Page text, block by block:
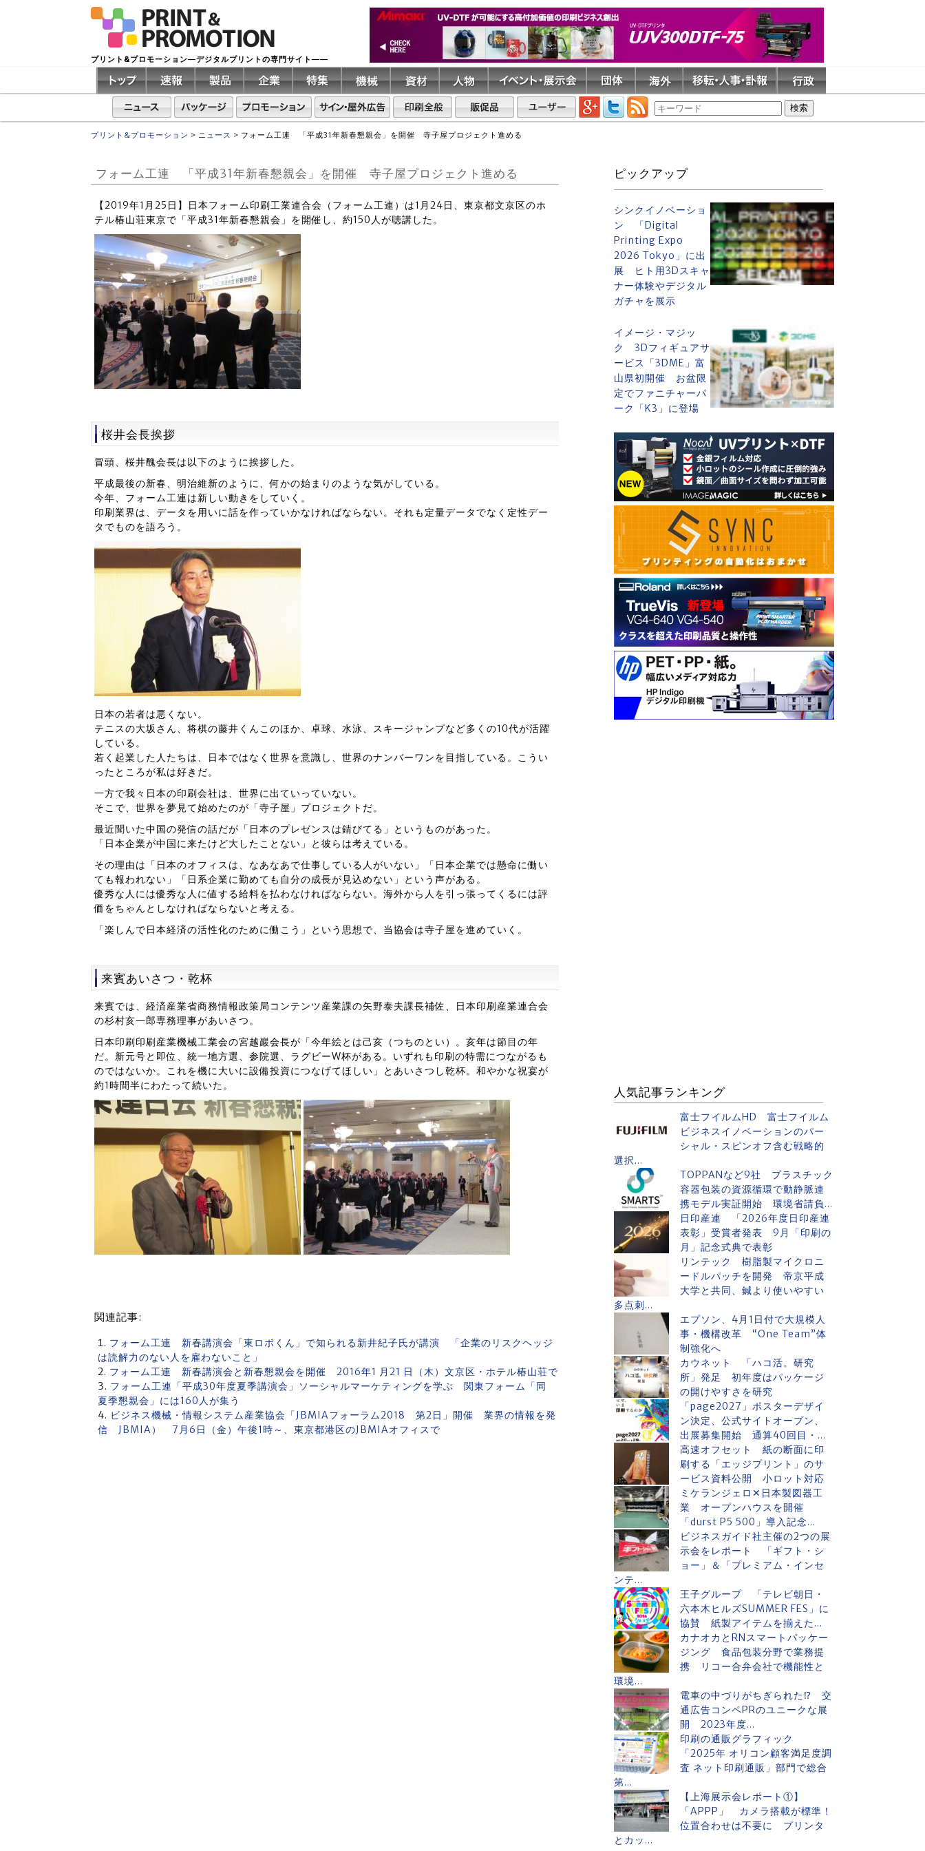
プリント&プロモーション―デジタルプリントの専門サイト――
プリント&プロモーション > ニュース > フォーム工連 「平成31年新春懇親会」を開催 寺子屋プロジェクト進める
フォーム工連 「平成31年新春懇親会」を開催 寺子屋プロジェクト進める
【2019年1月25日】日本フォーム印刷工業連合会（フォーム工連）は1月24日、東京都文京区のホ
テル椿山荘東京で「平成31年新春懇親会」を開催し、約150人が聴講した。
桜井会長挨拶
冒頭、桜井醜会長は以下のように挨拶した。
平成最後の新春、明治維新のように、何かの始まりのような気がしている。
今年、フォーム工連は新しい動きをしていく。
印刷業界は、データを用いに話を作っていかなければならない。それも定量データでなく定性デー
タでものを語ろう。
日本の若者は悪くない。
テニスの大坂さん、将棋の藤井くんこのほか、卓球、水泳、スキージャンプなど多くの10代が活躍
している。
若く起業した人たちは、日本ではなく世界を意識し、世界のナンバーワンを目指している。こうい
ったところが私は好きだ。
一方で我々日本の印刷会社は、世界に出ていっていない。
そこで、世界を夢見て始めたのが「寺子屋」プロジェクトだ。
最近聞いた中国の発信の話だが「日本のプレゼンスは錆びてる」というものがあった。
「日本企業が中国に来たけど大したことない」と彼らは考えている。
その理由は「日本のオフィスは、なあなあで仕事している人がいない」「日本企業では懸命に働い
ても報われない」「日系企業に勤めても自分の成長が見込めない」という声がある。
優秀な人には優秀な人に値する給料を払わなければならない。海外から人を引っ張ってくるには評
価をちゃんとしなければならないと考える。
「楽しんで日本経済の活性化のために働こう」という思想で、当協会は寺子屋を進めていく。
来賓あいさつ・乾杯
来賓では、経済産業省商務情報政策局コンテンツ産業課の矢野泰夫課長補佐、日本印刷産業連合会
の杉村亥一郎専務理事があいさつ。
日本印刷印刷産業機械工業会の宮越巖会長が「今年絵とは己亥（つちのとい）。亥年は節目の年
だ。新元号と即位、統一地方選、参院選、ラグビーW杯がある。いずれも印刷の特需につながるも
のではないか。これを機に大いに設備投資につなげてほしい」とあいさつし乾杯。和やかな祝宴が
約1時間半にわたって続いた。
関連記事:
フォーム工連 新春講演会「東ロボくん」で知られる新井紀子氏が講演 「企業のリスクヘッジ
は読解力のない人を雇わないこと」
フォーム工連 新春講演会と新春懇親会を開催 2016年1 月21 日（木）文京区・ホテル椿山荘で
フォーム工連「平成30年度夏季講演会」ソーシャルマーケティングを学ぶ 関東フォーム「同
夏季懇親会」には160人が集う
ビジネス機械・情報システム産業協会「JBMIAフォーラム2018 第2日」開催 業界の情報を発
信 JBMIA） 7月6日（金）午後1時～、東京都港区のJBMIAオフィスで
ピックアップ
シンクイノベーショ
ン 「Digital
Printing Expo
2026 Tokyo」に出
展 ヒト用3Dスキャ
ナー体験やデジタル
ガチャを展示
イメージ・マジッ
ク 3Dフィギュアサ
ービス「3DME」富
山県初開催 お盆限
定でファニチャーパ
ーク「K3」に登場
人気記事ランキング
富士フイルムHD 富士フイルム
ビジネスイノベーションのパー
シャル・スピンオフ含む戦略的
選択...
TOPPANなど9社 プラスチック
容器包装の資源循環で動静脈連
携モデル実証開始 環境省請負...
日印産連 「2026年度日印産連
表彰」受賞者発表 9月「印刷の
月」記念式典で表彰
リンテック 樹脂製マイクロニ
ードルパッチを開発 帝京平成
大学と共同、鍼より使いやすい
多点刺...
エプソン、4月1日付で大規模人
事・機構改革 “One Team”体
制強化へ
カウネット 「ハコ活。研究
所」発足 初年度はパッケージ
の開けやすさを研究
「page2027」ポスターデザイ
ン決定、公式サイトオープン、
出展募集開始 通算40回目・...
高速オフセット 紙の断面に印
刷する「エッジプリント」のサ
ービス資料公開 小ロット対応
ミケランジェロ✕日本製図器工
業 オープンハウスを開催
「durst P5 500」導入記念...
ビジネスガイド社主催の2つの展
示会をレポート 「ギフト・シ
ョー」＆「プレミアム・インセ
ンテ...
王子グループ 「テレビ朝日・
六本木ヒルズSUMMER FES」に
協賛 紙製アイテムを揃えた...
カナオカとRNスマートパッケー
ジング 食品包装分野で業務提
携 リコー合弁会社で機能性と
環境...
電車の中づりがちぎられた⁉ 交
通広告コンペPRのユニークな展
開 2023年度...
印刷の通販グラフィック
「2025年 オリコン顧客満足度調
査 ネット印刷通販」部門で総合
第...
【上海展示会レポート①】
「APPP」 カメラ搭載が標準！
位置合わせは不要に プリンタ
とカッ...